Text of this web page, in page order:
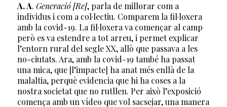
A. A. Generació [Re], parla de millorar com a
individus i com a col·lectiu. Comparem la fil·loxera
amb la covid-19. La fil·loxera va començar al camp
però es va estendre a tot arreu, i permet explicar
l’entorn rural del segle XX, allò que passava a les
no-ciutats. Ara, amb la covid-19 també ha passat
una mica, que [l’impacte] ha anat més enllà de la
malaltia, perquè evidencia que hi ha coses a la
nostra societat que no rutllen. Per això l’exposició
comença amb un vídeo que vol sacsejar, una manera